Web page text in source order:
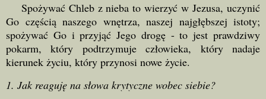
Spożywać Chleb z nieba to wierzyć w Jezusa, uczynić
Go częścią naszego wnętrza, naszej najgłębszej istoty;
spożywać Go i przyjąć Jego drogę - to jest prawdziwy
pokarm, który podtrzymuje człowieka, który nadaje
kierunek życiu, który przynosi nowe życie.
1. Jak reaguję na słowa krytyczne wobec siebie?